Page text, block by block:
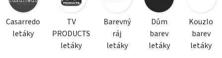
Casarredo
letáky
TV
PRODUCTS
letáky
Barevný
ráj
letáky
Dům
barev
letáky
Kouzlo
barev
letáky